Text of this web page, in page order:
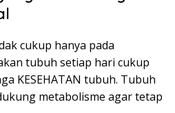
cukup hanya pada
tubuh setiap hari cukup
KESEHATAN tubuh. Tubuh
metabolisme agar tetap